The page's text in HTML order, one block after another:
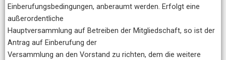
Einberufungsbedingungen, anberaumt werden. Erfolgt eine
außerordentliche
Hauptversammlung auf Betreiben der Mitgliedschaft, so ist der
Antrag auf Einberufung der
Versammlung an den Vorstand zu richten, dem die weitere